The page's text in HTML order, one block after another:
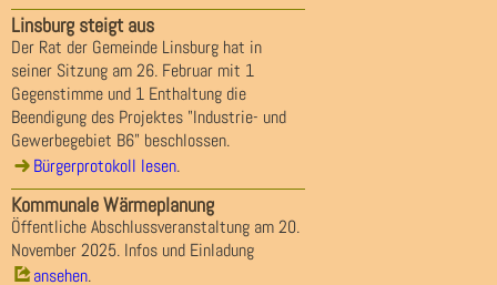
Linsburg steigt aus
Der Rat der Gemeinde Linsburg hat in
seiner Sitzung am 26. Februar mit 1
Gegenstimme und 1 Enthaltung die
Beendigung des Projektes "Industrie- und
Gewerbegebiet B6" beschlossen.
Bürgerprotokoll lesen.
Kommunale Wärmeplanung
Öffentliche Abschlussveranstaltung am 20.
November 2025. Infos und Einladung
ansehen.